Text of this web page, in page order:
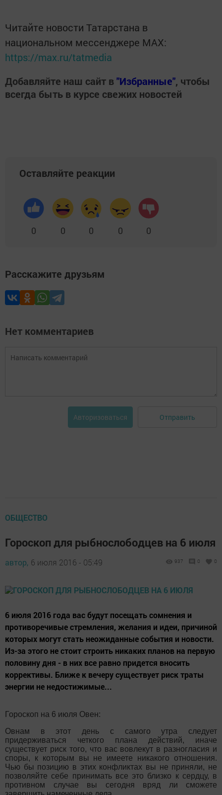
Читайте новости Татарстана в
национальном мессенджере MАХ:
https://max.ru/tatmedia
Добавляйте наш сайт в"Избранные", чтобы
всегда быть в курсе свежих новостей
Оставляйте реакции
0 0 0 0 0
Расскажите друзьям
Нет комментариев
Авторизоваться Отправить
ОБЩЕСТВО
Гороскоп для рыбнослободцев на 6 июля
автор, 6 июля 2016 - 05:49 937 0 0
6 июля 2016 года вас будут посещать сомнения и
противоречивые стремления, желания и идеи, причиной
которых могут стать неожиданные события и новости.
Из-за этого не стоит строить никаких планов на первую
половину дня - в них все равно придется вносить
коррективы. Ближе к вечеру существует риск траты
энергии не недостижимые...
Гороскоп на 6 июля Овен:
Овнам в этот день с самого утра следует
придерживаться четкого плана действий, иначе
существует риск того, что вас вовлекут в разногласия и
споры, к которым вы не имеете никакого отношения.
Чью бы позицию в этих конфликтах вы не приняли, не
позволяйте себе принимать все это близко к сердцу, в
противном случае вы сегодня вряд ли сможете